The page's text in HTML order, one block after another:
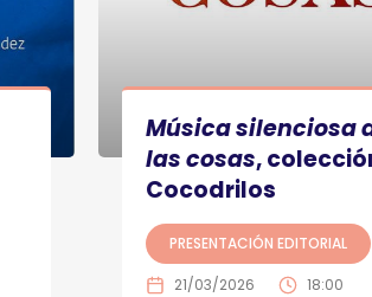
Música silenciosa
las cosas,
Cocodrilos
PRESENTACIÓN EDITORIAL
21/03/2026
18:00